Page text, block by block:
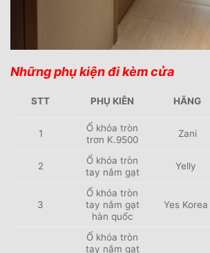
Những phụ kiện đi kèm cửa
STT PHỤ KIÊN HÃNG
1
Ổ khóa tròn
trơn K.9500
Zani
2
Ổ khóa tròn
tay nắm gạt
Yelly
3
Ổ khóa tròn
tay nắm gạt
hàn quốc
Yes Korea
Ổ khóa tròn
tay nắm gạt